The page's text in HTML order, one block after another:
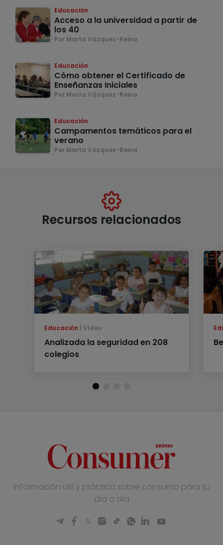
Educación
Acceso a la universidad a partir de
los 40
Por Marta Vázquez-Reina
Educación
Cómo obtener el Certificado de
Enseñanzas Iniciales
Por Marta Vázquez-Reina
Educación
Campamentos temáticos para el
verano
Por Marta Vázquez-Reina
Recursos relacionados
Educación Vídeo
Analizada la seguridad en 208
colegios
Información útil y práctica sobre consumo para tu
día a día